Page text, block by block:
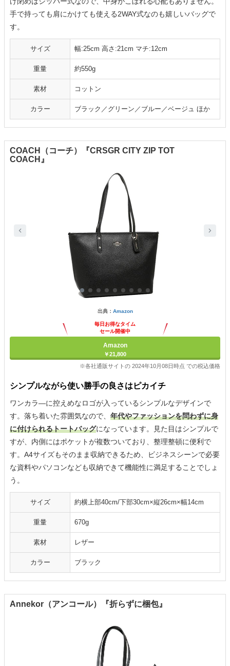
手で持っても肩にかけても使える2WAY式なのも嬉しいバッグで
す。
サイズ 幅:25cm 高さ:21cm マチ:12cm
重量 約550g
素材 コットン
カラー ブラック／グリーン／ブルー／ベージュ ほか
COACH（コーチ）『CRSGR CITY ZIP TOT
COACH』
出典： Amazon
毎日お得なタイム
セール開催中
Amazon
￥21,800
※各社通販サイトの 2024年10月08日時点 での税込価格
シンプルながら使い勝手の良さはピカイチ
ワンカラ―に控えめなロゴが入っているシンプルなデザインで
す。落ち着いた雰囲気なので、 年代やファッションを問わずに身
に付けられるトートバッグになっています。見た目はシンプルで
すが、内側にはポケットが複数ついており、整理整頓に便利で
す。A4サイズもそのまま収納できるため、ビジネスシーンで必要
な資料やパソコンなども収納できて機能性に満足することでしょ
う。
サイズ 約横上部40cm/下部30cm×縦26cm×幅14cm
重量 670g
素材 レザー
カラー ブラック
Annekor（アンコール）『折らずに梱包』